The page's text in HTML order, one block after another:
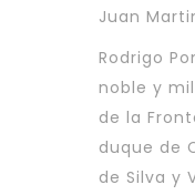
Juan
Rodrigo
noble y
de la
duque de
de Silva y